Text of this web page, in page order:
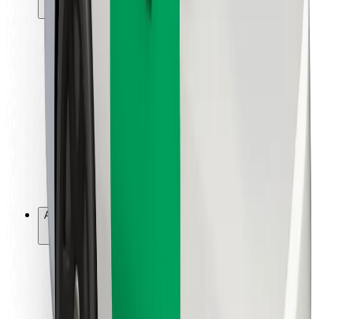
Pentru pasageri
Pentru șoferi
Pentru curieri
Bolt Food
Pentru proprietarii de flotă
Pentru restaurante
Bolt For Business
Altele
Furnizori
Termeni și Condiții
Cookie-uri